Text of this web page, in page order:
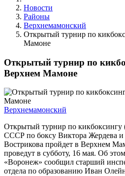
Новости
Районы
Верхнемамонский
Открытый турнир по
Мамоне
Открытый турнир по
Верхнем Мамоне
Верхнемамонский
Открытый турнир по кикбоксингу
СССР по боксу Виктора Жердева
Вострикова пройдет в Верхнем
проведут в субботу, 16 мая. Об
«Воронеж» сообщил старший
отдела по образованию Иван